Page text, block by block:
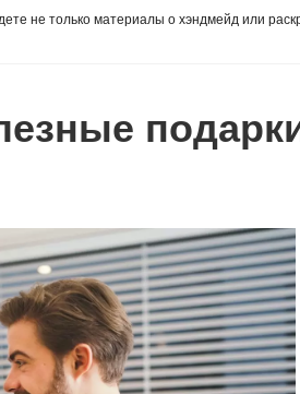
не только материалы о хэндмейд или